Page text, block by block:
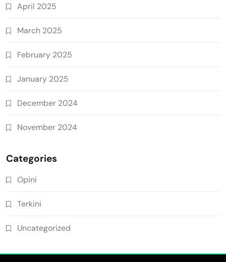
April 2025
March 2025
February 2025
January 2025
December 2024
November 2024
Categories
Opini
Terkini
Uncategorized